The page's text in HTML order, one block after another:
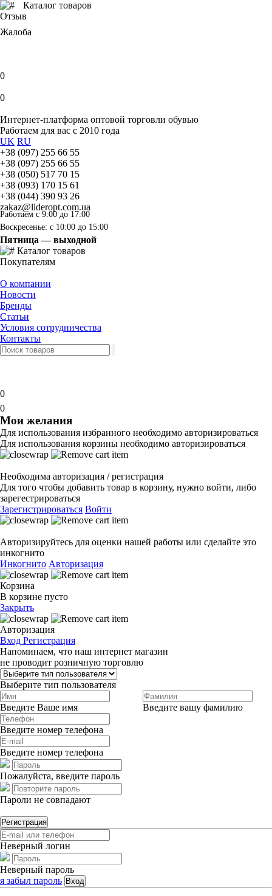
Каталог товаров
Отзыв
Жалоба
0
0
Интернет-платформа оптовой торговли обувью
Работаем для вас с 2010 года
UK RU
+38 (097) 255 66 55
+38 (097) 255 66 55
+38 (050) 517 70 15
+38 (093) 170 15 61
+38 (044) 390 93 26
zakaz@lideropt.com.ua
Работаем с 9:00 до 17:00
Воскресенье: с 10:00 до 15:00
Пятница — выходной
Каталог товаров
Покупателям
О компании
Новости
Бренды
Статьи
Условия сотрудничества
Контакты
0
0
Мои желания
Для использования избранного необходимо авторизироваться
Для использования корзины необходимо авторизироваться
Необходима авторизация / регистрация
Для того чтобы добавить товар в корзину, нужно войти, либо
зарегестрироваться
Зарегистрироваться Войти
Авторизируйтесь для оценки нашей работы или сделайте это
инкогнито
Инкогнито Авторизация
Корзина
В корзине пусто
Закрыть
Авторизация
Вход Регистрация
Напоминаем, что наш интернет магазин
не проводит розничную торговлю
Выберите тип пользователя
Введите Ваше имя Введите вашу фамилию
Введите номер телефона
Введите номер телефона
Пожалуйста, введите пароль
Пароли не совпадают
Регистрация
Неверный логин
Неверный пароль
я забыл пароль Вход